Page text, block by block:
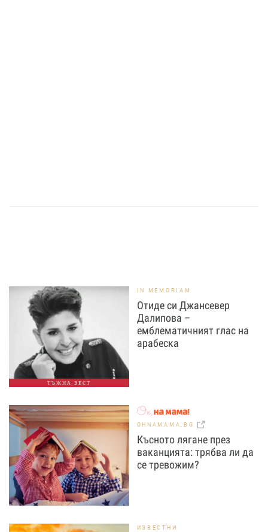
ТЪЖНА ВЕСТ
IN MEMORIAM
Отиде си Джансевер
Далипова –
емблематичният глас на
арабеска
OHNAMAMA.BG
Късното лягане през
ваканцията: трябва ли да
се тревожим?
ИЗВЕСТНИ